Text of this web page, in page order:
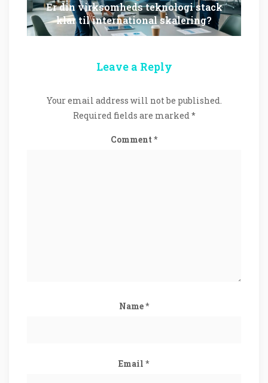
Er din virksomheds teknologi stack
klar til international skalering?
Leave a Reply
Your email address will not be published.
Required fields are marked*
Comment *
Name*
Email *